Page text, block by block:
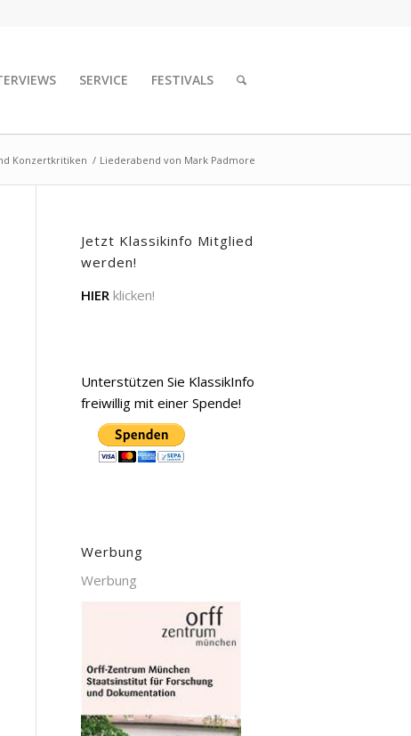
SERVICE FESTIVALS
Konzertkritiken / Liederabend von Mark Padmore
Jetzt Klassikinfo Mitglied
werden!
HIER klicken!
Unterstützen Sie KlassikInfo
freiwillig mit einer Spende!
Werbung
Werbung